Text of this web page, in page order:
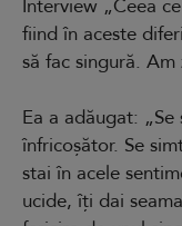
Interview „Ceea
fiind în aceste
să fac singură.
Ea a adăugat:
înfricoșător. Se
stai în acele
ucide, îți dai